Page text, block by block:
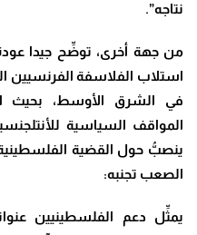
نتاجه”.
من جهة أخرى، توضِّح جيدا
استلاب الفلاسفة
في الشرق الأوسط، بحيث
المواقف السياسية
ينصبُّ حول القضية
الصعب تجنبه:
يمثِّل دعم الفلسطينيين عنوانا